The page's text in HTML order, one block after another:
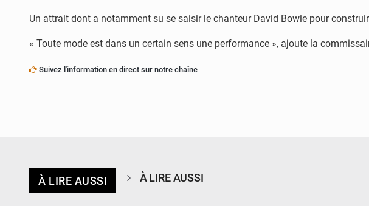
Un attrait dont a notamment su se saisir le chanteur David Bowie pour
« Toute mode est dans un certain sens une performance », ajoute la
Suivez l'information en direct sur notre chaîne
À LIRE AUSSI À LIRE AUSSI